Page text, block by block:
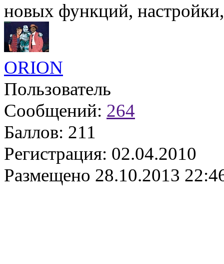
новых функций,
ORION
Пользователь
Сообщений: 264
Баллов: 211
Регистрация: 02.04.2010
Размещено 28.10.2013